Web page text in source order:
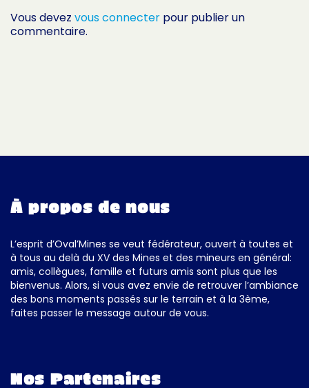
Vous devez vous connecter pour publier un
commentaire.
À propos de nous
L’esprit d’Oval’Mines se veut fédérateur, ouvert à toutes et
à tous au delà du XV des Mines et des mineurs en général:
amis, collègues, famille et futurs amis sont plus que les
bienvenus. Alors, si vous avez envie de retrouver l’ambiance
des bons moments passés sur le terrain et à la 3ème,
faites passer le message autour de vous.
Nos Partenaires